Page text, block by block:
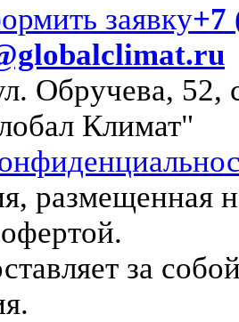
заявку+7
Обручева, 52,
Климат"
размещенная
за